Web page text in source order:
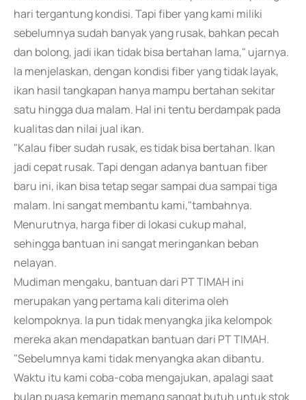
hari tergantung kondisi. Tapi fiber yang kami miliki
sebelumnya sudah banyak yang rusak, bahkan pecah
dan bolong, jadi ikan tidak bisa bertahan lama," ujarnya.
Ia menjelaskan, dengan kondisi fiber yang tidak layak,
ikan hasil tangkapan hanya mampu bertahan sekitar
satu hingga dua malam. Hal ini tentu berdampak pada
kualitas dan nilai jual ikan.
"Kalau fiber sudah rusak, es tidak bisa bertahan. Ikan
jadi cepat rusak. Tapi dengan adanya bantuan fiber
baru ini, ikan bisa tetap segar sampai dua sampai tiga
malam. Ini sangat membantu kami,"tambahnya.
Menurutnya, harga fiber di lokasi cukup mahal,
sehingga bantuan ini sangat meringankan beban
nelayan.
Mudiman mengaku, bantuan dari PT TIMAH ini
merupakan yang pertama kali diterima oleh
kelompoknya. Ia pun tidak menyangka jika kelompok
mereka akan mendapatkan bantuan dari PT TIMAH.
"Sebelumnya kami tidak menyangka akan dibantu.
Waktu itu kami coba-coba mengajukan, apalagi saat
bulan puasa kemarin memang sangat butuh untuk stok